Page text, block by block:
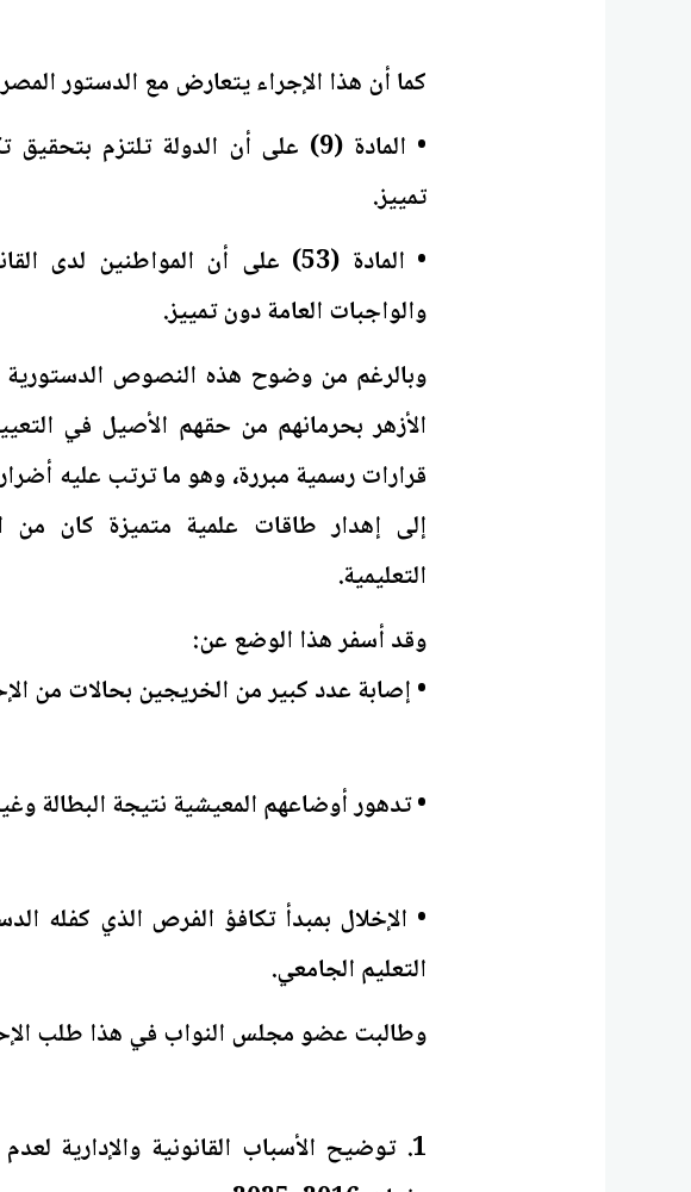
كما أن هذا الإجراء يتعارض مع الدستور
• المادة (9) على أن الدولة تلتزم
تمييز.
• المادة (53) على أن المواطنين
والواجبات العامة دون تمييز.
وبالرغم من وضوح هذه النصوص الدستورية
الأزهر بحرمانهم من حقهم الأصيل في
قرارات رسمية مبررة، وهو ما ترتب عليه
إلى إهدار طاقات علمية متميزة كان من
التعليمية.
وقد أسفر هذا الوضع عن:
• إصابة عدد كبير من الخريجين بحالات من
• تدهور أوضاعهم المعيشية نتيجة البطالة
• الإخلال بمبدأ تكافؤ الفرص الذي كفله
التعليم الجامعي.
وطالبت عضو مجلس النواب في هذا طلب
1. توضيح الأسباب القانونية والإدارية